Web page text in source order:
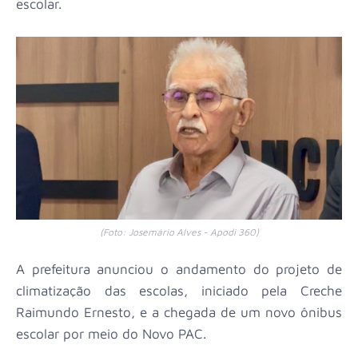
escolar.
(Foto: Josemário Alves - Apodi 360)
A prefeitura anunciou o andamento do projeto de
climatização das escolas, iniciado pela Creche
Raimundo Ernesto, e a chegada de um novo ônibus
escolar por meio do Novo PAC.